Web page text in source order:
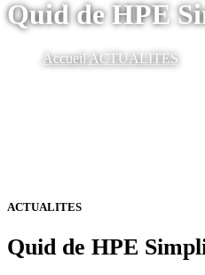
Quid de HPE
AccueilACTUALITES
ACTUALITES
Quid de HPE